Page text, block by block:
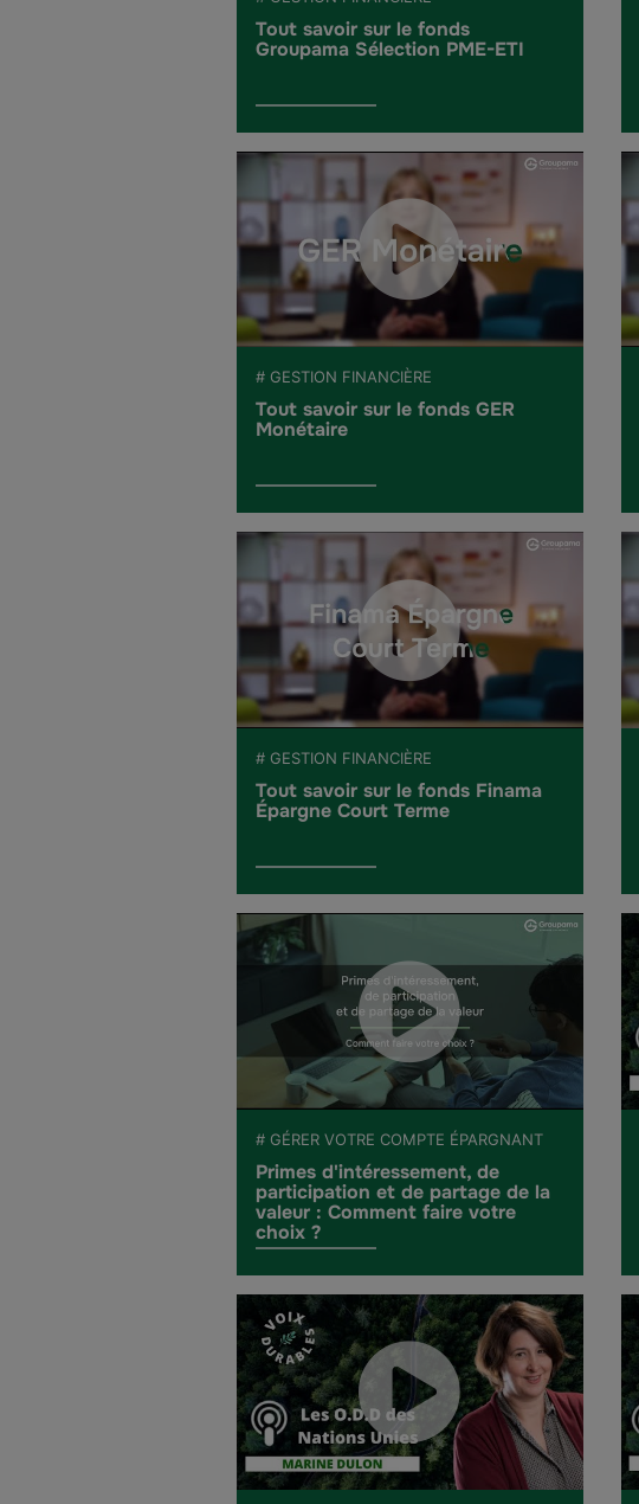
Tout savoir sur le fonds
Groupama Sélection PME-ETI
# GESTION FINANCIÈRE
Tout savoir sur le fonds GER
Monétaire
# GESTION FINANCIÈRE
Tout savoir sur le fonds Finama
Épargne Court Terme
# GÉRER VOTRE COMPTE ÉPARGNANT
Primes d'intéressement, de
participation et de partage de la
valeur : Comment faire votre
choix ?